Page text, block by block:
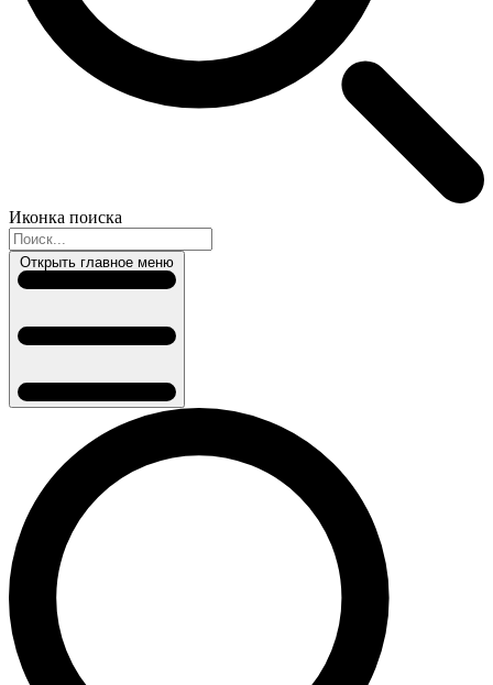
Иконка поиска
Открыть главное меню